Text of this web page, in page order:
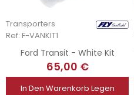
Transporters
Ref: F-VANKIT1
Ford Transit - White Kit
65,00 €
In Den Warenkorb Legen